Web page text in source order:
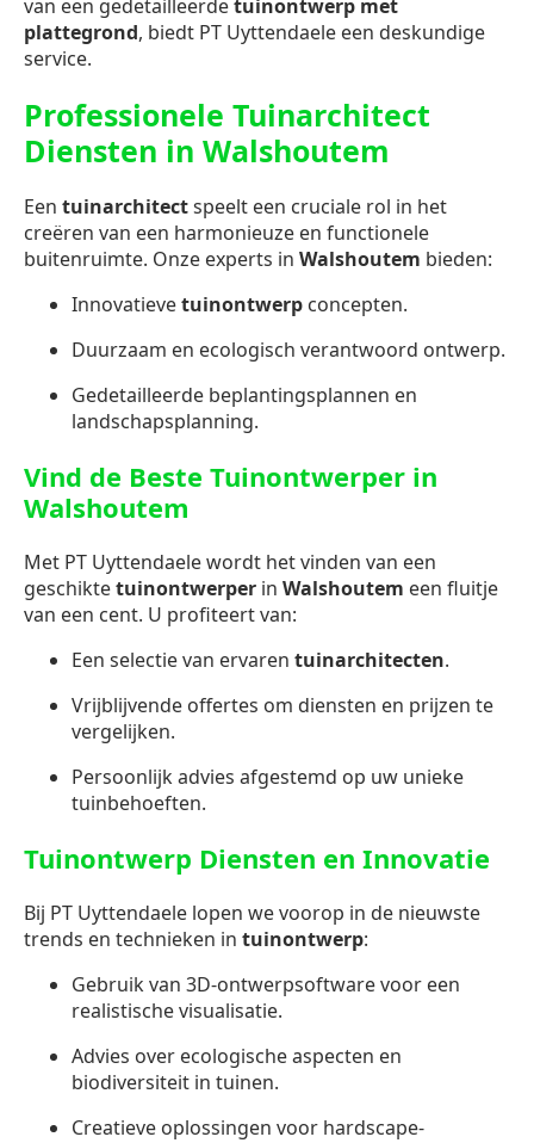
van een gedetailleerdetuinontwerp met
plattegrond, biedt PT Uyttendaele een deskundige
service.
Professionele Tuinarchitect
Diensten in Walshoutem
Een tuinarchitectspeelt een cruciale rol in het
creëren van een harmonieuze en functionele
buitenruimte. Onze experts in Walshoutem bieden:
Innovatievetuinontwerp concepten.
Duurzaam en ecologisch verantwoord ontwerp.
Gedetailleerde beplantingsplannen en
landschapsplanning.
Vind de Beste Tuinontwerper in
Walshoutem
Met PT Uyttendaele wordt het vinden van een
geschiktetuinontwerper in Walshoutem een fluitje
van een cent. U profiteert van:
Een selectie van ervaren tuinarchitecten.
Vrijblijvende offertes om diensten en prijzen te
vergelijken.
Persoonlijk advies afgestemd op uw unieke
tuinbehoeften.
Tuinontwerp Diensten en Innovatie
Bij PT Uyttendaele lopen we voorop in de nieuwste
trends en technieken in tuinontwerp:
Gebruik van 3D-ontwerpsoftware voor een
realistische visualisatie.
Advies over ecologische aspecten en
biodiversiteit in tuinen.
Creatieve oplossingen voor hardscape-